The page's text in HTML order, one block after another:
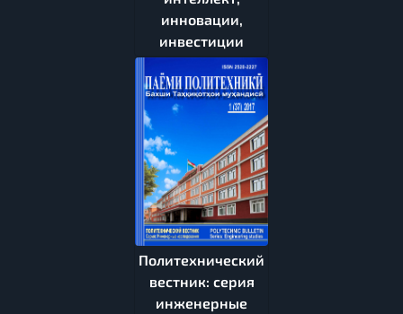
инновации,
инвестиции
Политехнический
вестник: серия
инженерные